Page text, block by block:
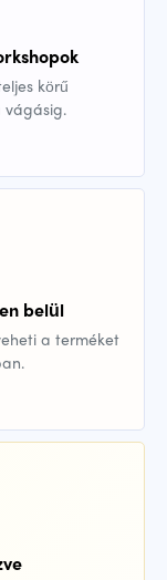
körű
belül
a terméket